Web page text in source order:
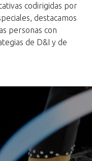
codirigidas por
destacamos
personas con
de D&I y de